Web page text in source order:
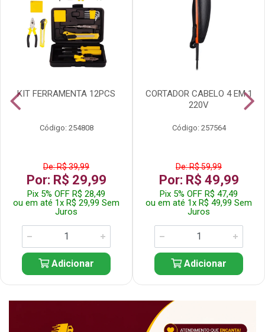
KIT FERRAMENTA 12PCS
Código: 254808
De: R$ 39,99
Por: R$ 29,99
Pix 5% OFF R$ 28,49
ou em até 1x R$ 29,99 Sem
Juros
Adicionar
CORTADOR CABELO 4 EM 1
220V
Código: 257564
De: R$ 59,99
Por: R$ 49,99
Pix 5% OFF R$ 47,49
ou em até 1x R$ 49,99 Sem
Juros
Adicionar